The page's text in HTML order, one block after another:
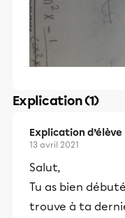
Explication (1)
Explication d’élève
13 avril 2021
Salut,
Tu as bien
trouve à ta